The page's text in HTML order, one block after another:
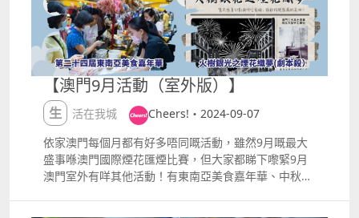
【澳門9月活動（室外版）】
生活在我城
Cheers!・2024-09-07
依家澳門每個月都有好多唔同嘅活動，雖然9月嘅最大
盛事喺澳門國際煙花匯煙比賽，但大家都睇下嚟緊9月
澳門室外有咩其他活動！有東南亞美食嘉年華、中秋園